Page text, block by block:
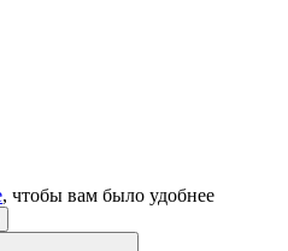
, чтобы вам было удобнее